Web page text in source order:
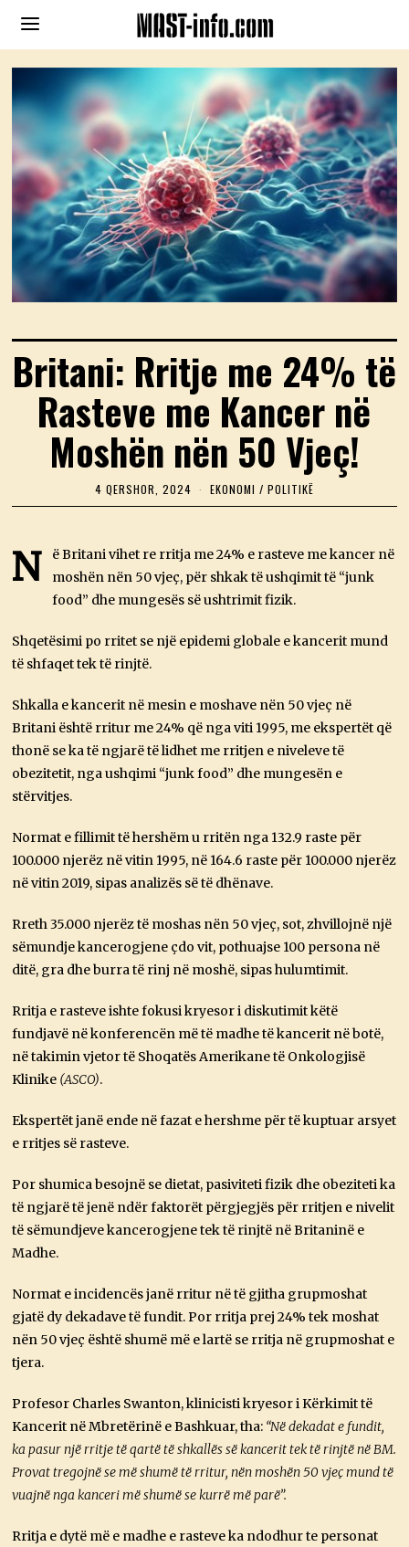
Britani: Rritje me 24% të
Rasteve me Kancer në
Moshën nën 50 Vjeç!
4 QERSHOR, 2024
Q
H
O
R
,
0
2
EKONOMI / POLITIKË
N
ë Britani vihet re rritja me 24% e rasteve me kancer në
moshën nën 50 vjeç, për shkak të ushqimit të “junk
food” dhe mungesës së ushtrimit fizik.
Shqetësimi po rritet se një epidemi globale e kancerit mund
të shfaqet tek të rinjtë.
Shkalla e kancerit në mesin e moshave nën 50 vjeç në
Britani është rritur me 24% që nga viti 1995, me ekspertët që
thonë se ka të ngjarë të lidhet me rritjen e niveleve të
obezitetit, nga ushqimi “junk food” dhe mungesën e
stërvitjes.
Normat e fillimit të hershëm u rritën nga 132.9 raste për
100.000 njerëz në vitin 1995, në 164.6 raste për 100.000 njerëz
në vitin 2019, sipas analizës së të dhënave.
Rreth 35.000 njerëz të moshas nën 50 vjeç, sot, zhvillojnë një
sëmundje kancerogjene çdo vit, pothuajse 100 persona në
ditë, gra dhe burra të rinj në moshë, sipas hulumtimit.
Rritja e rasteve ishte fokusi kryesor i diskutimit këtë
fundjavë në konferencën më të madhe të kancerit në botë,
në takimin vjetor të Shoqatës Amerikane të Onkologjisë
Klinike (ASCO).
Ekspertët janë ende në fazat e hershme për të kuptuar arsyet
e rritjes së rasteve.
Por shumica besojnë se dietat, pasiviteti fizik dhe obeziteti ka
të ngjarë të jenë ndër faktorët përgjegjës për rritjen e nivelit
të sëmundjeve kancerogjene tek të rinjtë në Britaninë e
Madhe.
Normat e incidencës janë rritur në të gjitha grupmoshat
gjatë dy dekadave të fundit. Por rritja prej 24% tek moshat
nën 50 vjeç është shumë më e lartë se rritja në grupmoshat e
tjera.
Profesor Charles Swanton, klinicisti kryesor i Kërkimit të
Kancerit në Mbretërinë e Bashkuar, tha: “Në dekadat e fundit,
ka pasur një rritje të qartë të shkallës së kancerit tek të rinjtë në BM.
Provat tregojnë se më shumë të rritur, nën moshën 50 vjeç mund të
vuajnë nga kanceri më shumë se kurrë më parë”.
Rritja e dytë më e madhe e rasteve ka ndodhur te personat